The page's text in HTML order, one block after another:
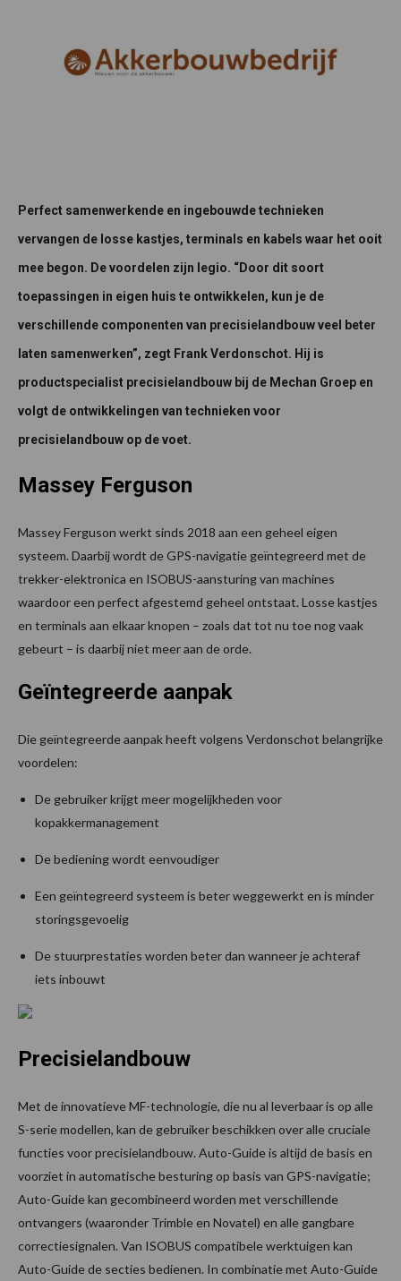
Perfect samenwerkende en ingebouwde technieken
vervangen de losse kastjes, terminals en kabels waar het ooit
mee begon. De voordelen zijn legio. “Door dit soort
toepassingen in eigen huis te ontwikkelen, kun je de
verschillende componenten van precisielandbouw veel beter
laten samenwerken”, zegt Frank Verdonschot. Hij is
productspecialist precisielandbouw bij de Mechan Groep en
volgt de ontwikkelingen van technieken voor
precisielandbouw op de voet.
Massey Ferguson
Massey Ferguson werkt sinds 2018 aan een geheel eigen
systeem. Daarbij wordt de GPS-navigatie geïntegreerd met de
trekker-elektronica en ISOBUS-aansturing van machines
waardoor een perfect afgestemd geheel ontstaat. Losse kastjes
en terminals aan elkaar knopen – zoals dat tot nu toe nog vaak
gebeurt – is daarbij niet meer aan de orde.
Geïntegreerde aanpak
Die geïntegreerde aanpak heeft volgens Verdonschot belangrijke
voordelen:
De gebruiker krijgt meer mogelijkheden voor
kopakkermanagement
De bediening wordt eenvoudiger
Een geïntegreerd systeem is beter weggewerkt en is minder
storingsgevoelig
De stuurprestaties worden beter dan wanneer je achteraf
iets inbouwt
Precisielandbouw
Met de innovatieve MF-technologie, die nu al leverbaar is op alle
S-serie modellen, kan de gebruiker beschikken over alle cruciale
functies voor precisielandbouw. Auto-Guide is altijd de basis en
voorziet in automatische besturing op basis van GPS-navigatie;
Auto-Guide kan gecombineerd worden met verschillende
ontvangers (waaronder Trimble en Novatel) en alle gangbare
correctiesignalen. Van ISOBUS compatibele werktuigen kan
Auto-Guide de secties bedienen. In combinatie met Auto-Guide